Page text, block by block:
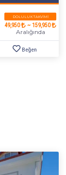
DOLULUK TAKVIMI
49,950 ~ 159,950
Aralığında